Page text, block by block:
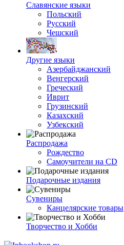
Славянские языки
Польский
Русский
Чешский
Другие языки
Азербайджанский
Венгерский
Греческий
Иврит
Грузинский
Казахский
Узбекский
Распродажа
Рождество
Самоучители на CD
Подарочные издания
Сувениры
Канцелярские товары
Творчество и Хобби